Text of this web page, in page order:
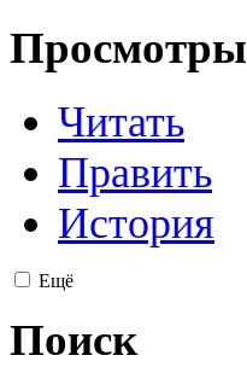
Просмотры
Читать
Править
История
Ещё
Поиск